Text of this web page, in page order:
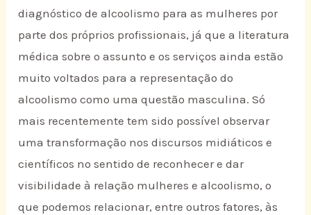
diagnóstico de alcoolismo para as mulheres por
parte dos próprios profissionais, já que a literatura
médica sobre o assunto e os serviços ainda estão
muito voltados para a representação do
alcoolismo como uma questão masculina. Só
mais recentemente tem sido possível observar
uma transformação nos discursos midiáticos e
científicos no sentido de reconhecer e dar
visibilidade à relação mulheres e alcoolismo, o
que podemos relacionar, entre outros fatores, às